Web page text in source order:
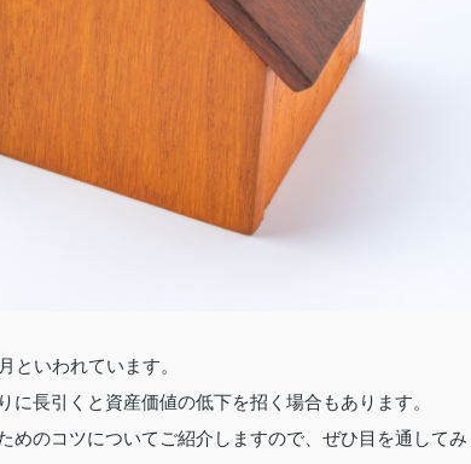
といわれています。
長引くと資産価値の低下を招く場合もあります。
のコツについてご紹介しますので、ぜひ目を通してみ